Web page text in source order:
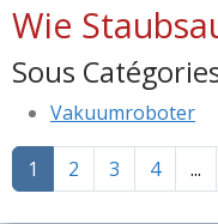
Wie
Sous
Vakuumroboter
1 2 3 4 ...